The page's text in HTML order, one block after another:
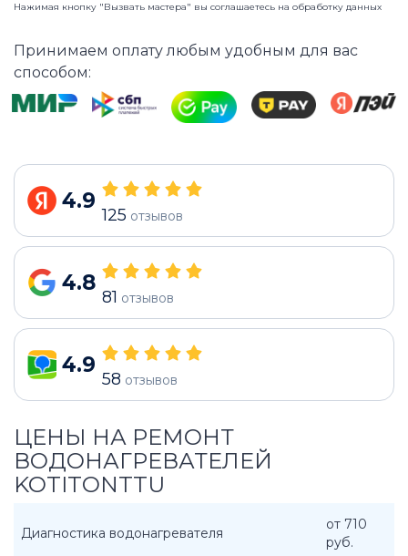
Нажимая кнопку "Вызвать мастера" вы соглашаетесь на обработку данных
Принимаем оплату любым удобным для вас
способом:
4.9
125 отзывов
4.8
81 отзывов
4.9
58 отзывов
ЦЕНЫ НА РЕМОНТ
ВОДОНАГРЕВАТЕЛЕЙ
KOTITONTTU
Диагностика водонагревателя
от 710
руб.